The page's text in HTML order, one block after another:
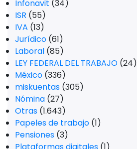
Infonavit (34)
ISR (55)
IVA (13)
Jurídico (61)
Laboral (85)
LEY FEDERAL DEL TRABAJO (24)
México (336)
miskuentas (305)
Nómina (27)
Otras (1.643)
Papeles de trabajo (1)
Pensiones (3)